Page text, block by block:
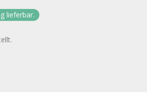
lieferbar.